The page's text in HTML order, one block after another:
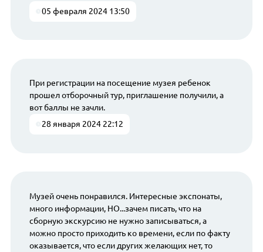
05 февраля 2024 13:50
При регистрации на посещение музея ребенок
прошел отборочный тур, приглашение получили, а
вот баллы не зачли.
28 января 2024 22:12
Музей очень понравился. Интересные экспонаты,
много информации, НО...зачем писать, что на
сборную экскурсию не нужно записываться, а
можно просто приходить ко времени, если по факту
оказывается, что если других желающих нет, то